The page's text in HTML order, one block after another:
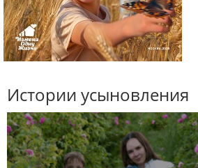
Истории усыновления